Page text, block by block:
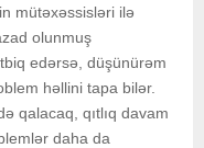
mütəxəssisləri ilə
olunmuş
edərsə, düşünürəm
həllini tapa bilər.
qalacaq, qıtlıq davam
daha da